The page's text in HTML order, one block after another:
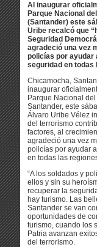
Al inaugurar
Parque Nacional
(Santander) este
Uribe recalcó que
Seguridad
agradeció una vez
policías por ayudar
seguridad en todas
Chicamocha,
inaugurar
Parque Nacional
Santander, este
Álvaro Uribe Vélez
del terrorismo
factores, al
agradeció una vez
policías por ayudar
en todas las
“A los soldados y
ellos y sin su
recuperar la
hay turismo. Las
Santander se van
oportunidades de
turismo, cuando los
Patria avanzan
del terrorismo.